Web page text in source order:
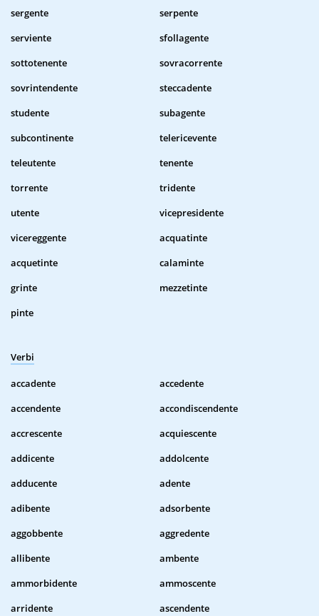
sergente
serpente
serviente
sfollagente
sottotenente
sovracorrente
sovrintendente
steccadente
studente
subagente
subcontinente
telericevente
teleutente
tenente
torrente
tridente
utente
vicepresidente
vicereggente
acquatinte
acquetinte
calaminte
grinte
mezzetinte
pinte
Verbi
accadente
accedente
accendente
accondiscendente
accrescente
acquiescente
addicente
addolcente
adducente
adente
adibente
adsorbente
aggobbente
aggredente
allibente
ambente
ammorbidente
ammoscente
arridente
ascendente